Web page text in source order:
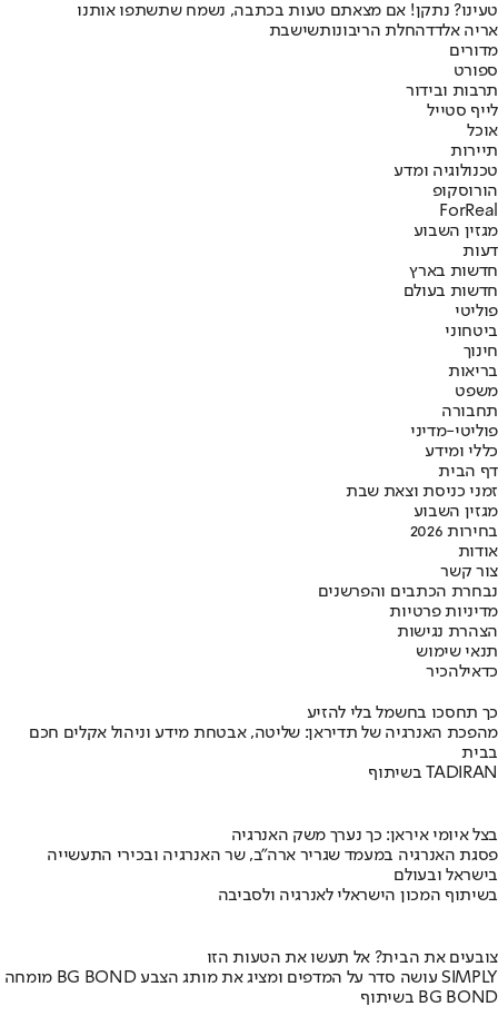
טעינו? נתקן! אם מצאתם טעות בכתבה, נשמח שתשתפו אותנו
אריה אלדדהחלת הריבונותשישבת
מדורים
ספורט
תרבות ובידור
לייף סטייל
אוכל
תיירות
טכנולוגיה ומדע
הורוסקופ
ForReal
מגזין השבוע
דעות
חדשות בארץ
חדשות בעולם
פוליטי
ביטחוני
חינוך
בריאות
משפט
תחבורה
פוליטי-מדיני
כללי ומידע
דף הבית
זמני כניסת וצאת שבת
מגזין השבוע
בחירות 2026
אודות
צור קשר
נבחרת הכתבים והפרשנים
מדיניות פרטיות
הצהרת נגישות
תנאי שימוש
כדאילהכיר
כך תחסכו בחשמל בלי להזיע
מהפכת האנרגיה של תדיראן: שליטה, אבטחת מידע וניהול אקלים חכם
בבית
בשיתוף TADIRAN
בצל איומי איראן: כך נערך משק האנרגיה
פסגת האנרגיה במעמד שגריר ארה"ב, שר האנרגיה ובכירי התעשייה
בישראל ובעולם
בשיתוף המכון הישראלי לאנרגיה ולסביבה
צובעים את הבית? אל תעשו את הטעות הזו
מומחה BG BOND עושה סדר על המדפים ומציג את מותג הצבע SIMPLY
בשיתוף BG BOND